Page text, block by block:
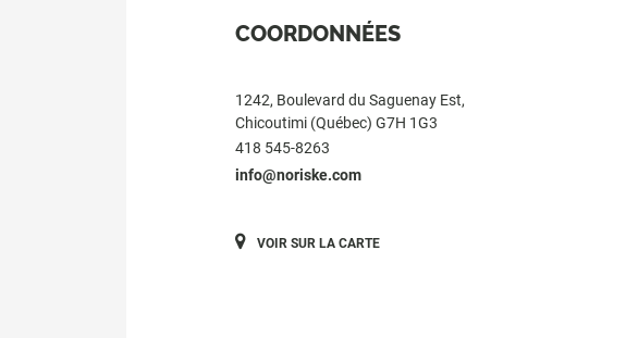
COORDONNÉES
1242, Boulevard du Saguenay Est,
Chicoutimi (Québec) G7H 1G3
418 545-8263
info@noriske.com
VOIR SUR LA CARTE